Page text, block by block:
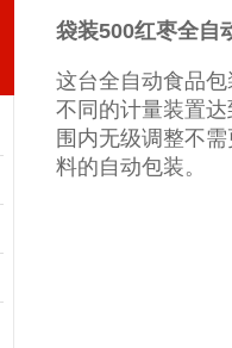
袋装500红枣全自
这台全自动食品
不同的计量装置
围内无级调整不
料的自动包装。